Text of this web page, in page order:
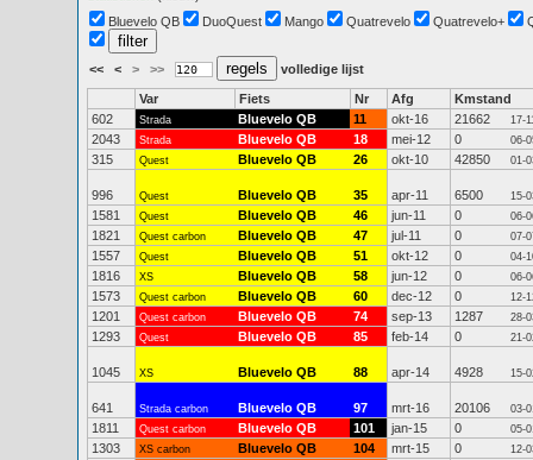
Bluevelo QB
DuoQuest Mango Quatrevelo Quatrevelo+
<< < > >> volledige lijst
Var Fiets Nr Afg
Kmstand
602
Strada Bluevelo QB 11 okt-16 21662 17-
2043 Strada Bluevelo QB 18 mei-12 0 06-
315 Quest Bluevelo QB 26 okt-10 42850 01-
996 Quest Bluevelo QB 35 apr-11 6500 15-
1581 Quest Bluevelo QB 46 jun-11 0 06-
1821 Quest carbon Bluevelo QB 47 jul-11 0 07-
1557 Quest Bluevelo QB 51 okt-12 0 04-
1816 XS Bluevelo QB 58 jun-12 0 06-
1573 Quest carbon Bluevelo QB 60 dec-12 0 12-
1201 Quest carbon Bluevelo QB 74 sep-13 1287 28-
1293 Quest Bluevelo QB 85 feb-14 0 21-
1045 XS Bluevelo QB 88 apr-14 4928 15-
641 Strada carbon Bluevelo QB 97 mrt-16 20106 03-
1811 Quest carbon Bluevelo QB 101 jan-15 0 05-
1303 XS carbon Bluevelo QB 104 mrt-15 0 12-